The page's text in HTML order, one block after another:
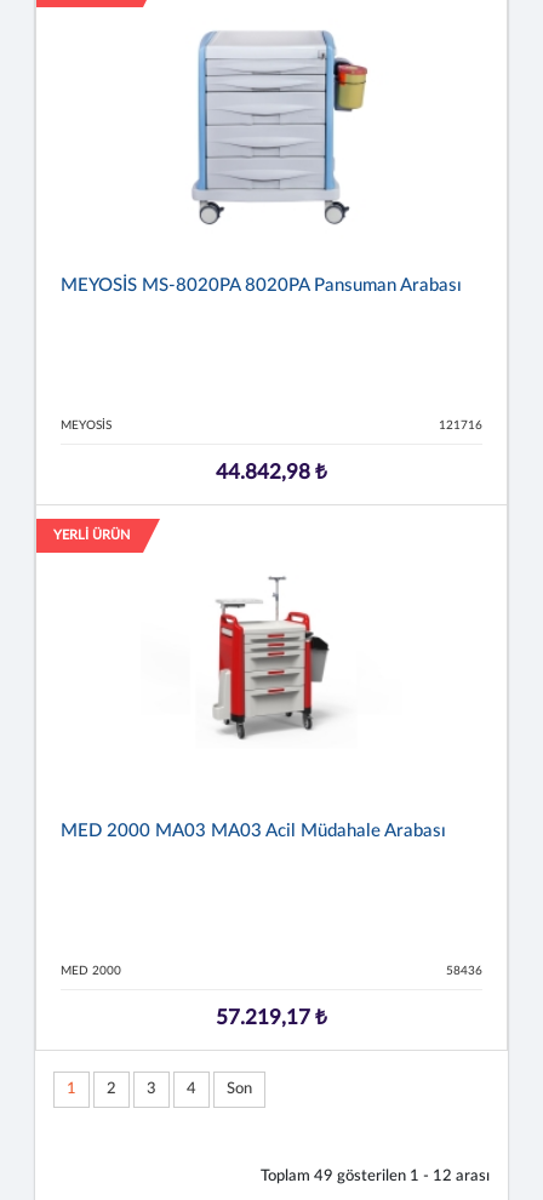
MEYOSİS MS-8020PA 8020PA Pansuman Arabası
MEYOSİS 121716
44.842,98 ₺
YERLİ ÜRÜN
MED 2000 MA03 MA03 Acil Müdahale Arabası
MED 2000 58436
57.219,17 ₺
1 2 3 4 Son
Toplam 49 gösterilen 1 - 12 arası